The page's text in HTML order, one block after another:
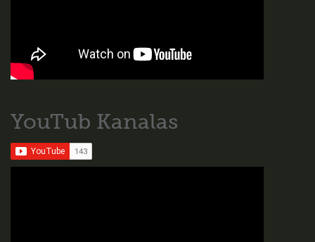
YouTub Kanalas